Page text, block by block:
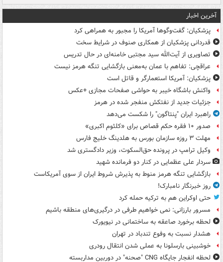
آخرین اخبار
پزشکیان: گفت‌وگوها آمریکا را مجبور به همراهی کرد
قدردانی پزشکیان از همکاری صنوف در شرایط سخت
تصاویری از آیت‌الله سید مجتبی خامنه‌ای در حال تدریس
عراقچی: تفاهم با عمان به‌معنی بازگشایی تنگه هرمز نیست
پزشکیان: آمریکا استعمارگر و قاتل است
واکنش باشگاه خیبر به حواشی صفحات مجازی +عکس
جزئیات جدید از نفتکش منفجر شده در هرمز
راهبرد ایران "پنتاگون" را شکست می‌دهد
صدور ۱۰ فقره حکم قصاص برای «کلثوم اکبری»
مهلت ۳ روزه سازمان بورس به هلدینگ خلیج فارس
وکیل ترامپ در پرونده حق‌السکوت، وزیر دادگستری شد
سردار علی عظمایی در کنار دو فرمانده شهید
بازگشایی تنگه هرمز منوط به پذیرش شروط ایران از سوی آمریکاست
روز خبرنگار نامبارک!
حتی اوکراین هم به ترکیه حمله کرد
مسرور بارزانی: نمی خواهیم طرفی در درگیری‌های منطقه باشیم
لحظه برخورد صاعقه به ساختمانی در نیویورک
هشدار نسبت به وفوع تندباد در تهران
خوشبینی بارسلونا به عملی شدن انتقال رودری
لحظه انفجار جایگاه CNG "صحنه" در دوربین مداربسته